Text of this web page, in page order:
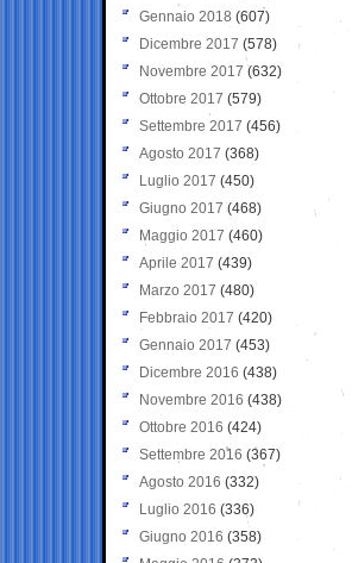
Gennaio 2018 (607)
Dicembre 2017 (578)
Novembre 2017 (632)
Ottobre 2017 (579)
Settembre 2017 (456)
Agosto 2017 (368)
Luglio 2017 (450)
Giugno 2017 (468)
Maggio 2017 (460)
Aprile 2017 (439)
Marzo 2017 (480)
Febbraio 2017 (420)
Gennaio 2017 (453)
Dicembre 2016 (438)
Novembre 2016 (438)
Ottobre 2016 (424)
Settembre 2016 (367)
Agosto 2016 (332)
Luglio 2016 (336)
Giugno 2016 (358)